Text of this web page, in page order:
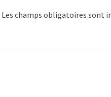
Les champs obligatoires sont